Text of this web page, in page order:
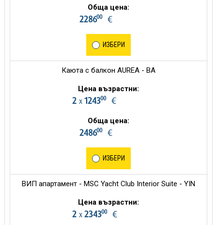
Обща цена:
228600€
ИЗБЕРИ
Каюта с балкон AUREA - BA
Цена възрастни:
2 х 124300€
Обща цена:
248600€
ИЗБЕРИ
ВИП апартамент - MSC Yacht Club Interior Suite - YIN
Цена възрастни:
2 х 234300€